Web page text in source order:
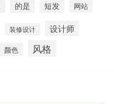
的是 短发 网站
装修设计 设计师
颜色 风格